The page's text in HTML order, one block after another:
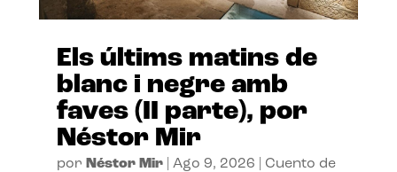
Els últims matins de
blanc i negre amb
faves (II parte), por
Néstor Mir
por Néstor Mir| Ago 9, 2026
Cuento de